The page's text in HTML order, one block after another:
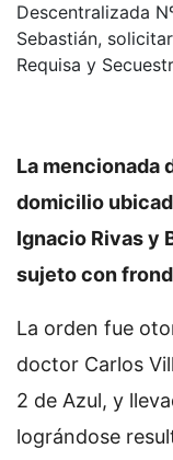
Descentralizada
Sebastián,
Requisa y
La mencionada
domicilio
Ignacio Rivas y
sujeto con
La orden fue
doctor Carlos
2 de Azul, y
lográndose